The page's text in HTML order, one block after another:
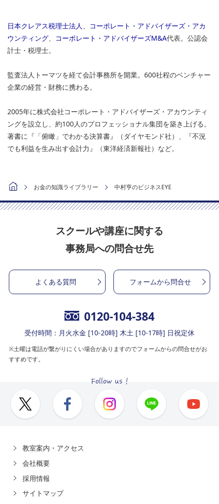
日本クレアス税理士法人、
コーポレート・アドバイザーズ・アカ
ウンティング、 コーポレート・アドバイザーズM&A代表。公認会
計士・税理士。
監査法人トーマツを経て会計事務所を開業。600社程のベンチャー
企業の経営・財務に携わる。
2005年に株式会社コーポレート・アドバイザーズ・アカウンティ
ングを設立し、約100人のプロフェッショナル集団を築き上げる。
著書に『「俯瞰」でわかる決算書』（ダイヤモンド社）、『不況
でも利益を生み出す会計力』（東洋経済新報社）など。
お金の知識ライブラリー 中村亨のビジネスEYE
スクールや講座に関する
事務局への問合せ先
よくある質問 フォームから問合せ
0120-104-384
受付時間：月火水金 [10-20時] 木土 [10-17時] 日祝定休
※土曜は電話が繋がりにくい場合がありますのでフォームからの問合せがお
すすめです。
教室案内・アクセス
会社概要
採用情報
サイトマップ